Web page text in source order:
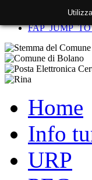
Home
Info
URP